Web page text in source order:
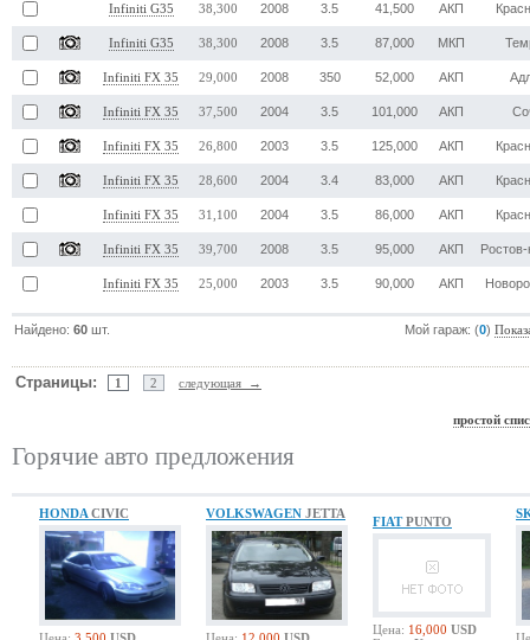
Infiniti G35 38,300 2008 3.5 41,500 АКП
Infiniti G35 38,300 2008 3.5 87,000 МКП
Infiniti FX 35 29,000 2008 350 52,000 АКП
Infiniti FX 35 37,500 2004 3.5 101,000 АКП
Infiniti FX 35 26,800 2003 3.5 125,000 АКП
Infiniti FX 35 28,600 2004 3.4 83,000 АКП
Infiniti FX 35 31,100 2004 3.5 86,000 АКП
Infiniti FX 35 39,700 2008 3.5 95,000 АКП
Infiniti FX 35 25,000 2003 3.5 90,000 АКП
Найдено:60 шт. Мой гараж: (0)
Страницы: 1 2 следующая →
простой
Горячие авто предложения
HONDA CIVIC VOLKSWAGEN JETTA
FIATPUNTO
Цена: 16,000 USD